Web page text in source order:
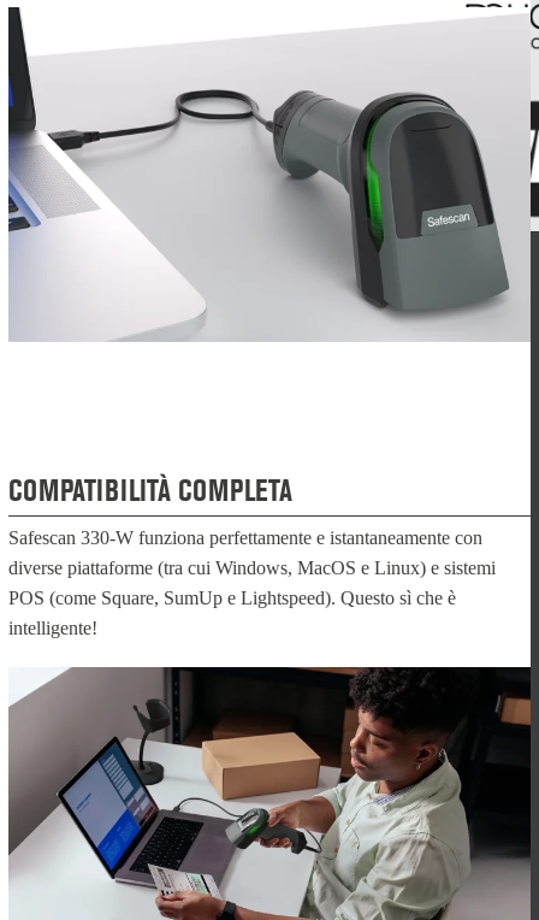
COMPATIBILITÀ COMPLETA
Safescan 330-W funziona perfettamente e istantaneamente con
diverse piattaforme (tra cui Windows, MacOS e Linux) e sistemi
POS (come Square, SumUp e Lightspeed). Questo sì che è
intelligente!